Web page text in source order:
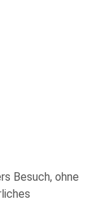
Besuch, ohne